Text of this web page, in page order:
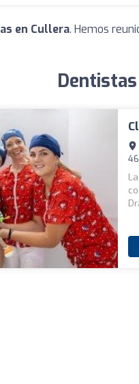
en Cullera. Hemos